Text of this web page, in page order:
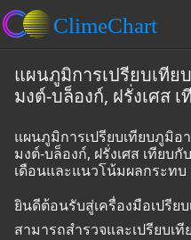
แผนภูมิการเปรียบเที
มงต์-บล็องก์, ฝรั่งเศส
แผนภูมิการเปรียบเทียบภูมิ
มงต์-บล็องก์, ฝรั่งเศส เทียบกั
เดือนและแนวโน้มผลกระทบ
ยินดีต้อนรับสู่เครื่องมือเปรีย
สามารถสำรวจและเปรียบเ